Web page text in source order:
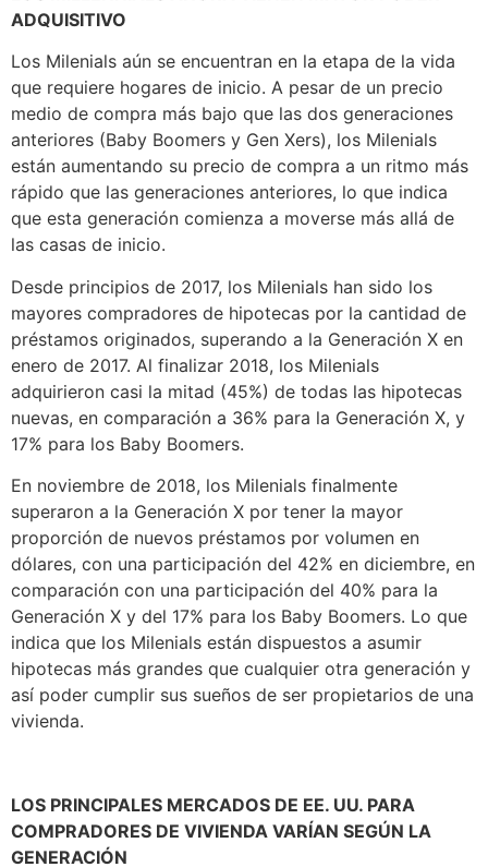
ADQUISITIVO
Los Milenials aún se encuentran en la etapa de la vida
que requiere hogares de inicio. A pesar de un precio
medio de compra más bajo que las dos generaciones
anteriores (Baby Boomers y Gen Xers), los Milenials
están aumentando su precio de compra a un ritmo más
rápido que las generaciones anteriores, lo que indica
que esta generación comienza a moverse más allá de
las casas de inicio.
Desde principios de 2017, los Milenials han sido los
mayores compradores de hipotecas por la cantidad de
préstamos originados, superando a la Generación X en
enero de 2017. Al finalizar 2018, los Milenials
adquirieron casi la mitad (45%) de todas las hipotecas
nuevas, en comparación a 36% para la Generación X, y
17% para los Baby Boomers.
En noviembre de 2018, los Milenials finalmente
superaron a la Generación X por tener la mayor
proporción de nuevos préstamos por volumen en
dólares, con una participación del 42% en diciembre, en
comparación con una participación del 40% para la
Generación X y del 17% para los Baby Boomers. Lo que
indica que los Milenials están dispuestos a asumir
hipotecas más grandes que cualquier otra generación y
así poder cumplir sus sueños de ser propietarios de una
vivienda.
LOS PRINCIPALES MERCADOS DE EE. UU. PARA
COMPRADORES DE VIVIENDA VARÍAN SEGÚN LA
GENERACIÓN